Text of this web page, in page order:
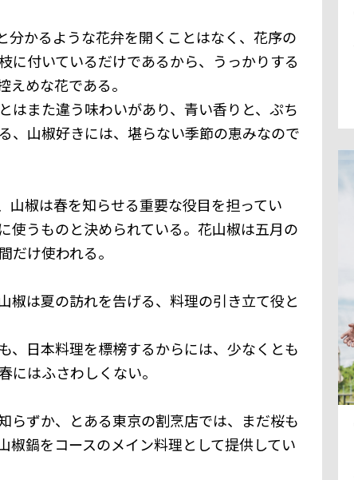
分かるような花弁を開くことはなく、花序の
に付いているだけであるから、うっかりする
えめな花である。
はまた違う味わいがあり、青い香りと、ぷち
、山椒好きには、堪らない季節の恵みなので
山椒は春を知らせる重要な役目を担ってい
使うものと決められている。花山椒は五月の
だけ使われる。
椒は夏の訪れを告げる、料理の引き立て役と
、日本料理を標榜するからには、少なくとも
にはふさわしくない。
らずか、とある東京の割烹店では、まだ桜も
椒鍋をコースのメイン料理として提供してい